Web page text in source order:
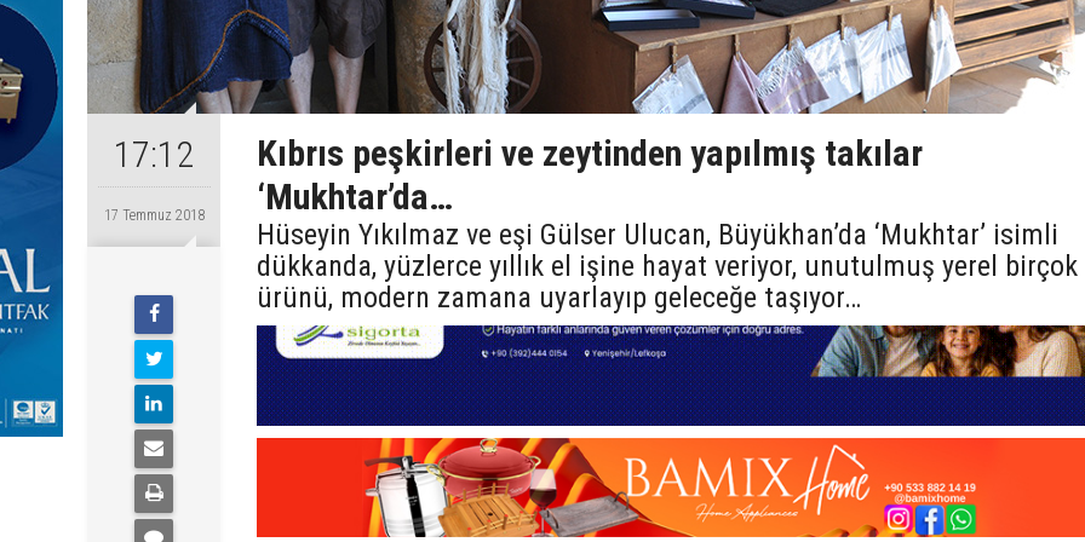
17:12
17 Temmuz 2018
Kıbrıs peşkirleri ve zeytinden yapılmış takılar
‘Mukhtar’da…
Hüseyin Yıkılmaz ve eşi Gülser Ulucan, Büyükhan’da ‘Mukhtar’ isimli
dükkanda, yüzlerce yıllık el işine hayat veriyor, unutulmuş yerel birçok
ürünü, modern zamana uyarlayıp geleceğe taşıyor…